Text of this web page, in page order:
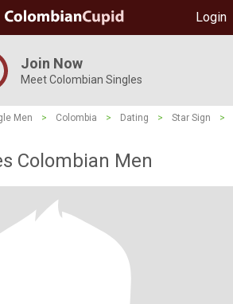
Login
Join Now
Meet Colombian Singles
Men > Colombia > Dating > Star Sign
>
Colombian Men